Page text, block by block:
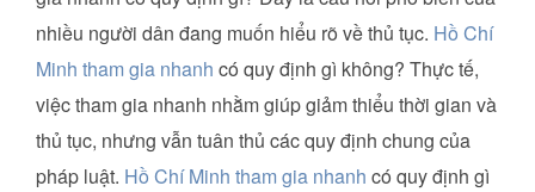
nhiều người dân đang muốn hiểu rõ về thủ tục. Hồ Chí
Minh tham gia nhanh có quy định gì không? Thực tế,
việc tham gia nhanh nhằm giúp giảm thiểu thời gian và
thủ tục, nhưng vẫn tuân thủ các quy định chung của
pháp luật. Hồ Chí Minh tham gia nhanh có quy định gì